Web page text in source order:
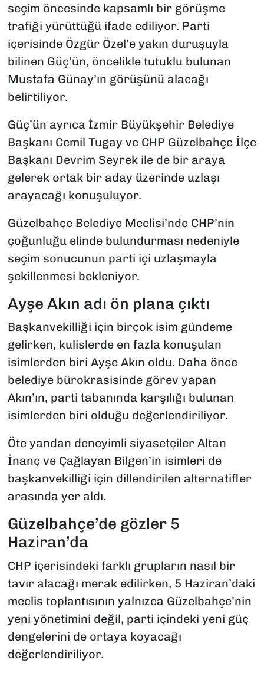
seçim öncesinde kapsamlı bir görüşme
trafiği yürüttüğü ifade ediliyor. Parti
içerisinde Özgür Özel’e yakın duruşuyla
bilinen Güç’ün, öncelikle tutuklu bulunan
Mustafa Günay’ın görüşünü alacağı
belirtiliyor.
Güç’ün ayrıca İzmir Büyükşehir Belediye
Başkanı Cemil Tugay ve CHP Güzelbahçe İlçe
Başkanı Devrim Seyrek ile de bir araya
gelerek ortak bir aday üzerinde uzlaşı
arayacağı konuşuluyor.
Güzelbahçe Belediye Meclisi’nde CHP’nin
çoğunluğu elinde bulundurması nedeniyle
seçim sonucunun parti içi uzlaşmayla
şekillenmesi bekleniyor.
Ayşe Akın adı ön plana çıktı
Başkanvekilliği için birçok isim gündeme
gelirken, kulislerde en fazla konuşulan
isimlerden biri Ayşe Akın oldu. Daha önce
belediye bürokrasisinde görev yapan
Akın’ın, parti tabanında karşılığı bulunan
isimlerden biri olduğu değerlendiriliyor.
Öte yandan deneyimli siyasetçiler Altan
İnanç ve Çağlayan Bilgen’in isimleri de
başkanvekilliği için dillendirilen alternatifler
arasında yer aldı.
Güzelbahçe’de gözler 5
Haziran’da
CHP içerisindeki farklı grupların nasıl bir
tavır alacağı merak edilirken, 5 Haziran’daki
meclis toplantısının yalnızca Güzelbahçe’nin
yeni yönetimini değil, parti içindeki yeni güç
dengelerini de ortaya koyacağı
değerlendiriliyor.